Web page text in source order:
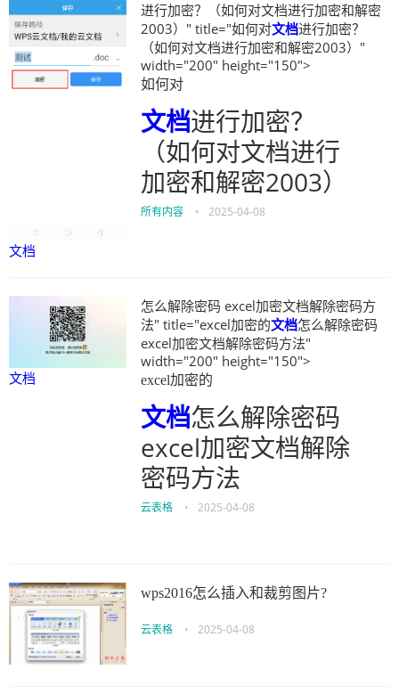
文档
进行加密？（如何对文档进行加密和解密
2003）" title="如何对文档进行加密？
（如何对文档进行加密和解密2003）"
width="200" height="150">
如何对
文档进行加密？
（如何对文档进行
加密和解密2003）
所有内容 • 2025-04-08
文档
怎么解除密码 excel加密文档解除密码方
法" title="excel加密的文档怎么解除密码
excel加密文档解除密码方法"
width="200" height="150">
excel加密的
文档怎么解除密码
excel加密文档解除
密码方法
云表格 • 2025-04-08
wps2016怎么插入和裁剪图片?
云表格 • 2025-04-08